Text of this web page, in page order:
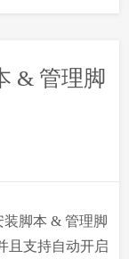
& 管理脚
装脚本 & 管理脚
且支持自动开启